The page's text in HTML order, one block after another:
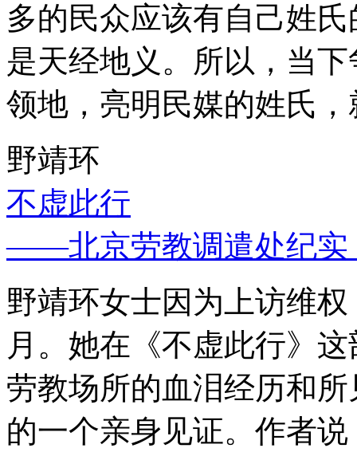
多的民众应该有自己姓
是天经地义。所以，当
领地，亮明民媒的姓氏
野靖环
不虚此行
——北京劳教调遣处纪实
野靖环女士因为上访维
月。她在《不虚此行》
劳教场所的血泪经历和
的一个亲身见证。作者